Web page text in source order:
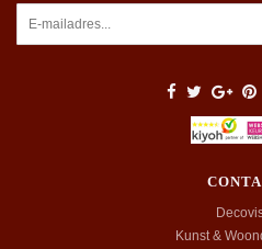
Kunst &